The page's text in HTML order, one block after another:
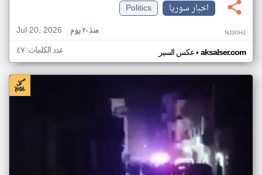
اخبار سوريا
Politics
Jul 20, 2026
منذ ٢٠ يوم NJ30HJ
عكس السير• aksalser.com عدد الكلمات: ٤٧